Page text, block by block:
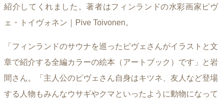
紹介してくれました。著者はフィンランドの水彩画家ピヴ
ェ・トイヴォネン｜Pive Toivonen。
「フィンランドのサウナを巡ったピヴェさんがイラストと文
章で紹介する全編カラーの絵本（アートブック）です」と岩
間さん。「主人公のピヴェさん自身はキツネ、友人など登場
する人物もみんなウサギやクマといったように動物になって